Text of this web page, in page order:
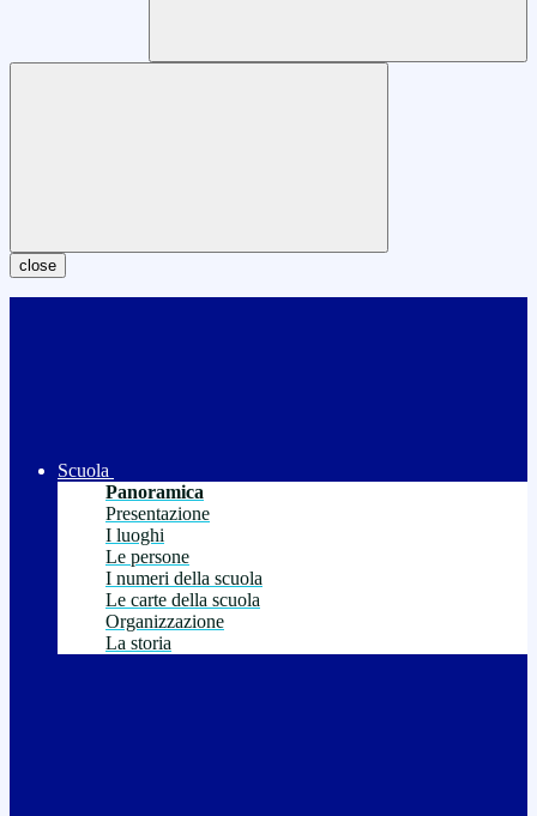
close
Scuola
Panoramica
Presentazione
I luoghi
Le persone
I numeri della scuola
Le carte della scuola
Organizzazione
La storia